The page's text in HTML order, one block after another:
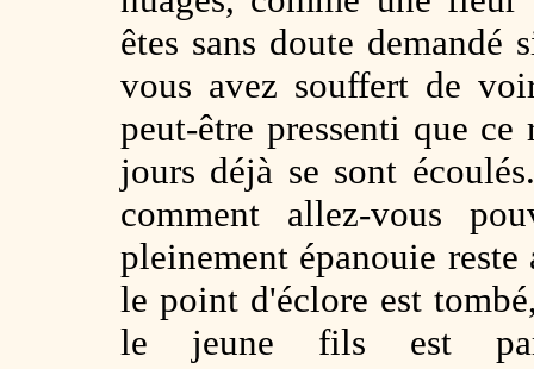
êtes sans doute
vous avez souffert de
peut-être pressenti que
jours déjà se sont
comment allez-vous
pleinement épanouie
le point d'éclore est
le jeune fils est